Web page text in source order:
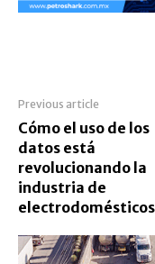
Previous article
Cómo el uso de los
datos está
revolucionando la
industria de
electrodomésticos